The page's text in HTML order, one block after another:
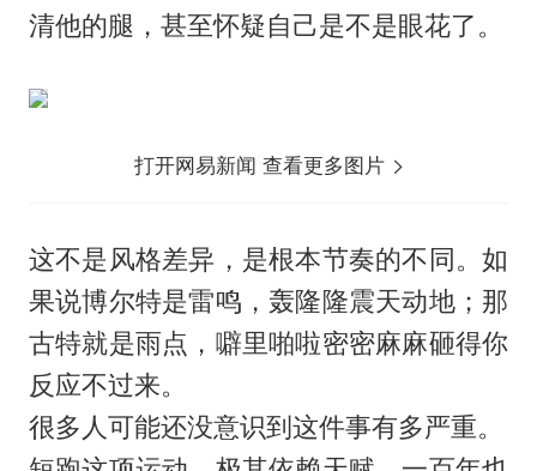
清他的腿，甚至怀疑自己是不是眼花了。
打开网易新闻 查看更多图片
这不是风格差异，是根本节奏的不同。如
果说博尔特是雷鸣，轰隆隆震天动地；那
古特就是雨点，噼里啪啦密密麻麻砸得你
反应不过来。
很多人可能还没意识到这件事有多严重。